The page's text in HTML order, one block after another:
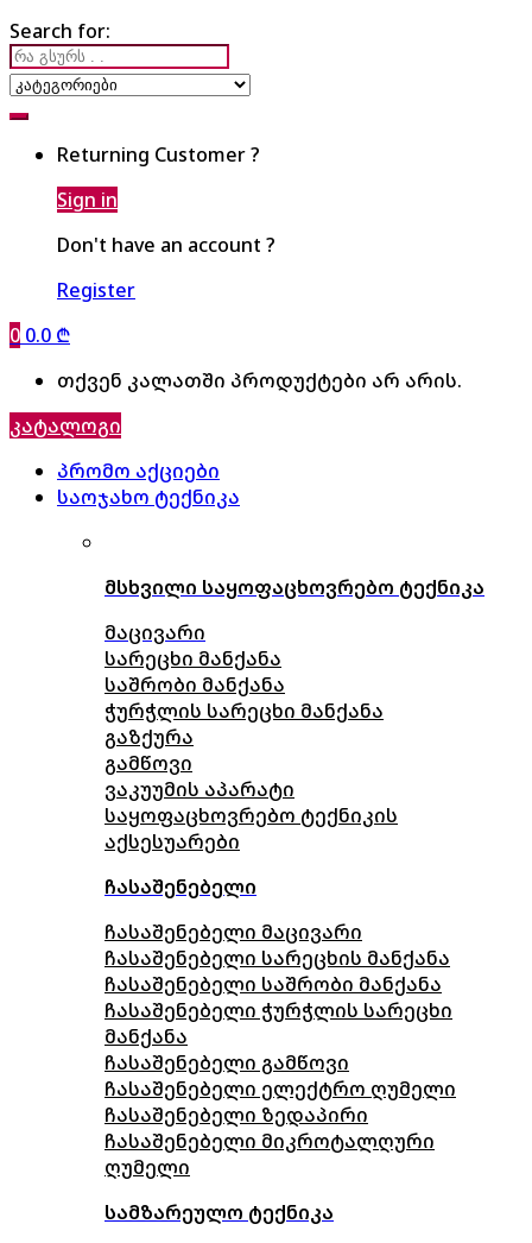
Search for:
Returning Customer ?
Sign in
Don't have an account ?
Register
0 0.0 ₾
თქვენ კალათში პროდუქტები არ არის.
კატალოგი
პრომო აქციები
საოჯახო ტექნიკა
მსხვილი საყოფაცხოვრებო ტექნიკა
მაცივარი
სარეცხი მანქანა
საშრობი მანქანა
ჭურჭლის სარეცხი მანქანა
გაზქურა
გამწოვი
ვაკუუმის აპარატი
საყოფაცხოვრებო ტექნიკის
აქსესუარები
ჩასაშენებელი
ჩასაშენებელი მაცივარი
ჩასაშენებელი სარეცხის მანქანა
ჩასაშენებელი საშრობი მანქანა
ჩასაშენებელი ჭურჭლის სარეცხი
მანქანა
ჩასაშენებელი გამწოვი
ჩასაშენებელი ელექტრო ღუმელი
ჩასაშენებელი ზედაპირი
ჩასაშენებელი მიკროტალღური
ღუმელი
სამზარეულო ტექნიკა